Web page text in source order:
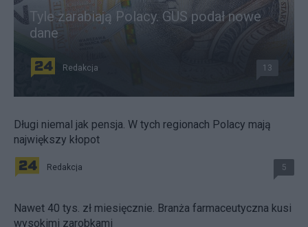
Tyle zarabiają Polacy. GUS podał nowe
dane
Redakcja 13
Długi niemal jak pensja. W tych regionach Polacy mają
największy kłopot
Redakcja 5
Nawet 40 tys. zł miesięcznie. Branża farmaceutyczna kusi
wysokimi zarobkami